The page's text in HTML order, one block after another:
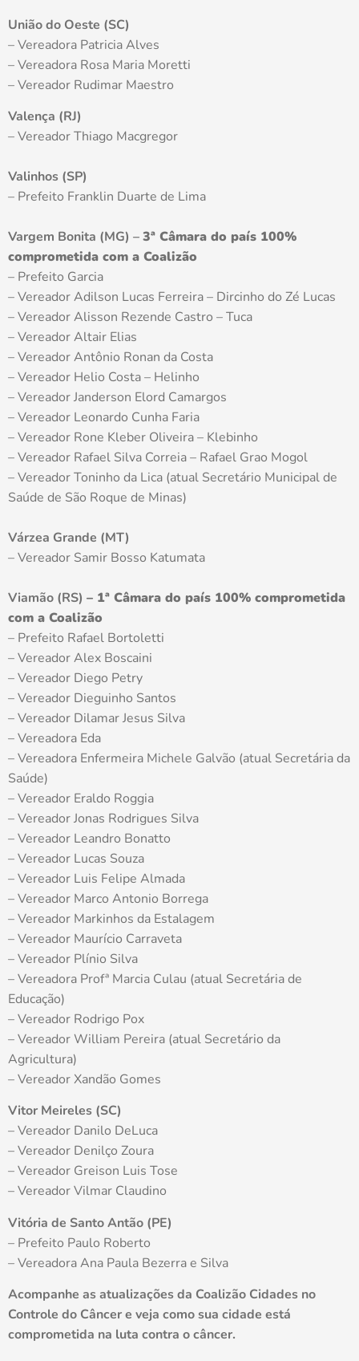
União do Oeste (SC)
– Vereadora Patricia Alves
– Vereadora Rosa Maria Moretti
– Vereador Rudimar Maestro
Valença (RJ)
– Vereador Thiago Macgregor
Valinhos (SP)
– Prefeito Franklin Duarte de Lima
Vargem Bonita (MG) –3ª Câmara do país 100%
comprometida com a Coalizão
– Prefeito Garcia
– Vereador Adilson Lucas Ferreira – Dircinho do Zé Lucas
– Vereador Alisson Rezende Castro – Tuca
– Vereador Altair Elias
– Vereador Antônio Ronan da Costa
– Vereador Helio Costa – Helinho
– Vereador Janderson Elord Camargos
– Vereador Leonardo Cunha Faria
– Vereador Rone Kleber Oliveira – Klebinho
– Vereador Rafael Silva Correia – Rafael Grao Mogol
– Vereador Toninho da Lica (atual Secretário Municipal de
Saúde de São Roque de Minas)
Várzea Grande (MT)
– Vereador Samir Bosso Katumata
Viamão (RS) – 1ª Câmara do país 100% comprometida
com a Coalizão
– Prefeito Rafael Bortoletti
– Vereador Alex Boscaini
– Vereador Diego Petry
– Vereador Dieguinho Santos
– Vereador Dilamar Jesus Silva
– Vereadora Eda
– Vereadora Enfermeira Michele Galvão (atual Secretária da
Saúde)
– Vereador Eraldo Roggia
– Vereador Jonas Rodrigues Silva
– Vereador Leandro Bonatto
– Vereador Lucas Souza
– Vereador Luis Felipe Almada
– Vereador Marco Antonio Borrega
– Vereador Markinhos da Estalagem
– Vereador Maurício Carraveta
– Vereador Plínio Silva
– Vereadora Profª Marcia Culau (atual Secretária de
Educação)
– Vereador Rodrigo Pox
– Vereador William Pereira (atual Secretário da
Agricultura)
– Vereador Xandão Gomes
Vitor Meireles (SC)
– Vereador Danilo DeLuca
– Vereador Denilço Zoura
– Vereador Greison Luis Tose
– Vereador Vilmar Claudino
Vitória de Santo Antão (PE)
– Prefeito Paulo Roberto
– Vereadora Ana Paula Bezerra e Silva
Acompanhe as atualizações da Coalizão Cidades no
Controle do Câncer e veja como sua cidade está
comprometida na luta contra o câncer.